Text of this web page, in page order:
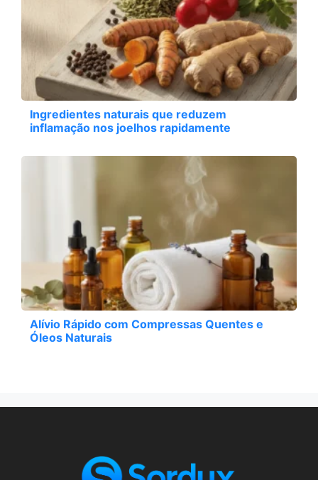
Ingredientes naturais que reduzem
inflamação nos joelhos rapidamente
Alívio Rápido com Compressas Quentes e
Óleos Naturais